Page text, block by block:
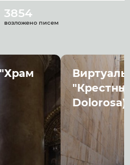
3854
возложено писем
Dolorosa)"